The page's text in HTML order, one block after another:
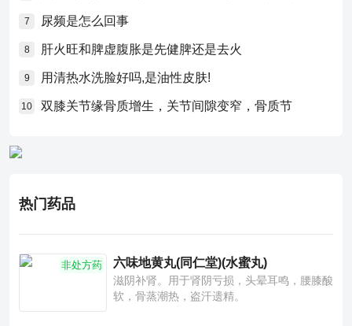
7 尿频是怎么回事
8 肝火旺和脾虚腹胀是先健脾还是去火
9 用清热水洗脸好吗,是油性皮肤!
10 双膝关节缘骨质增生，关节间隙变窄，骨质节
热门药品
非处方药 六味地黄丸(同仁堂)(水蜜丸)
滋阴补肾。用于肾阴亏损，头晕耳鸣，腰膝酸
软，骨蒸潮热，盗汗遗精。